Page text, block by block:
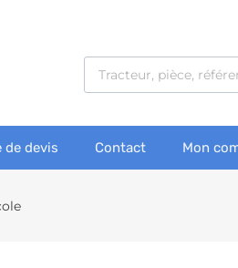
de devis Contact Mon